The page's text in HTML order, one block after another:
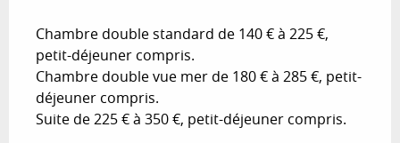
Chambre double standard de 140 € à 225 €,
petit-déjeuner compris.
Chambre double vue mer de 180 € à 285 €, petit-
déjeuner compris.
Suite de 225 € à 350 €, petit-déjeuner compris.